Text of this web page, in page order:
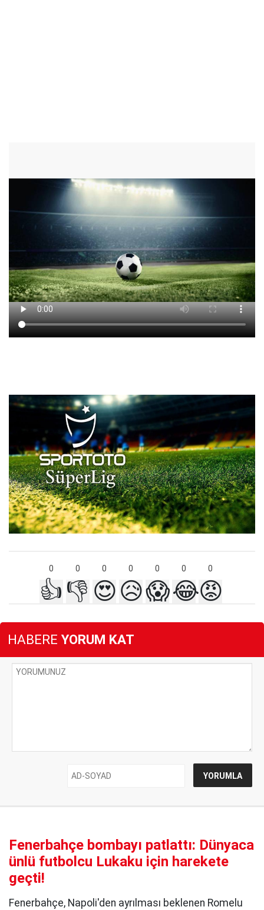
0 0 0 0 0 0 0
👍 👎 😍😥😱😂😡
HABERE YORUM KAT
Fenerbahçe bombayı patlattı: Dünyaca
ünlü futbolcu Lukaku için harekete
geçti!
Fenerbahçe, Napoli'den ayrılması beklenen Romelu